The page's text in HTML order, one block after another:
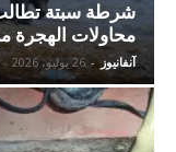
شرطة سبتة
محاولات الهجرة
آنفانيوز - 26 يوليو، 2026